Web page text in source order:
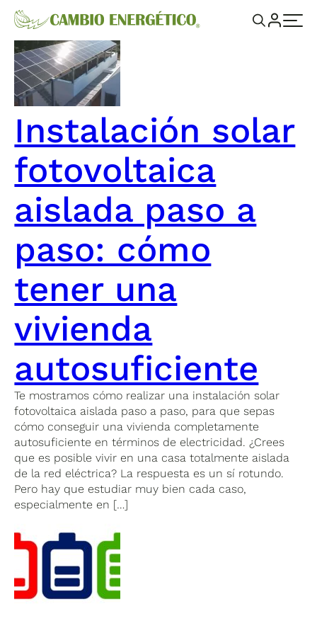
Instalación solar
fotovoltaica
aislada paso a
paso: cómo
tener una
vivienda
autosuficiente
Te mostramos cómo realizar una instalación solar
fotovoltaica aislada paso a paso, para que sepas
cómo conseguir una vivienda completamente
autosuficiente en términos de electricidad. ¿Crees
que es posible vivir en una casa totalmente aislada
de la red eléctrica? La respuesta es un sí rotundo.
Pero hay que estudiar muy bien cada caso,
especialmente en […]